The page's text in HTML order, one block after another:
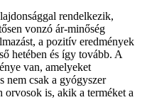
rendelkezik,
vonzó ár-minőség
a pozitív eredmények
hetében és így tovább. A
van, amelyeket
nem csak a gyógyszer
orvosok is, akik a terméket a